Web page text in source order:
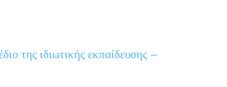
της ιδιωτικής εκπαίδευσης –